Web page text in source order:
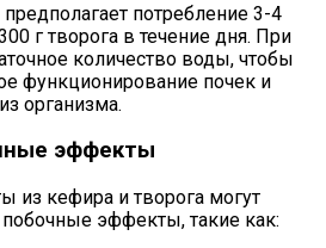
потребление 3-4
г творога в течение дня. При
количество воды, чтобы
функционирование почек и
организма.
эффекты
из кефира и творога могут
эффекты, такие как: